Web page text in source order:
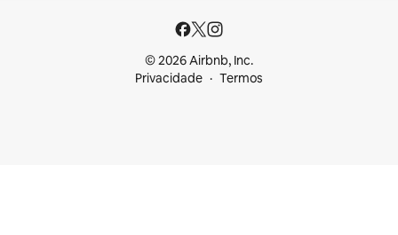
© 2026 Airbnb, Inc.
Privacidade
Termos